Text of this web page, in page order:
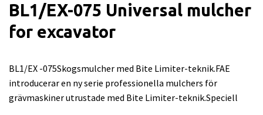
BL1/EX-075 Universal mulcher
for excavator
BL1/EX -075Skogsmulcher med Bite Limiter-teknik.FAE
introducerar en ny serie professionella mulchers för
grävmaskiner utrustade med Bite Limiter-teknik.Speciell